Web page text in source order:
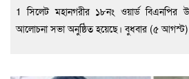
1 সিলেট মহানগরীর ১৮নং ওয়ার্ড বিএনপির
আলোচনা সভা অনুষ্ঠিত হয়েছে। বুধবার (৫ আগস্ট)